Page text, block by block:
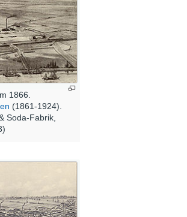
1866.
(1861-1924).
Soda-Fabrik,